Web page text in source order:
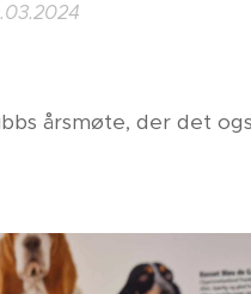
årsmøte, der det